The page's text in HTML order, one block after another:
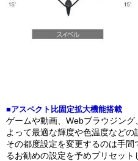
■アスペクト比固定拡大機能搭載
ゲームや動画、Webブラウジン
よって最適な輝度や色温度などの
その都度設定を変更するのは手
るお勧めの設定を予めプリセッ